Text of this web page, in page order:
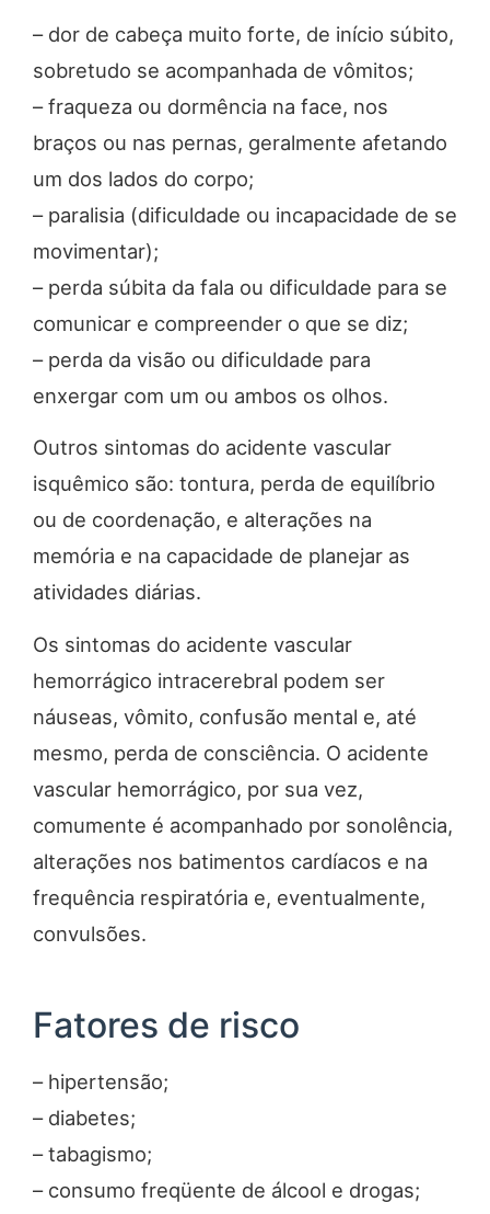
– dor de cabeça muito forte, de início súbito,
sobretudo se acompanhada de vômitos;
– fraqueza ou dormência na face, nos
braços ou nas pernas, geralmente afetando
um dos lados do corpo;
– paralisia (dificuldade ou incapacidade de se
movimentar);
– perda súbita da fala ou dificuldade para se
comunicar e compreender o que se diz;
– perda da visão ou dificuldade para
enxergar com um ou ambos os olhos.
Outros sintomas do acidente vascular
isquêmico são: tontura, perda de equilíbrio
ou de coordenação, e alterações na
memória e na capacidade de planejar as
atividades diárias.
Os sintomas do acidente vascular
hemorrágico intracerebral podem ser
náuseas, vômito, confusão mental e, até
mesmo, perda de consciência. O acidente
vascular hemorrágico, por sua vez,
comumente é acompanhado por sonolência,
alterações nos batimentos cardíacos e na
frequência respiratória e, eventualmente,
convulsões.
Fatores de risco
– hipertensão;
– diabetes;
– tabagismo;
– consumo freqüente de álcool e drogas;